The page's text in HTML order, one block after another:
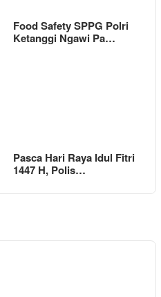
Food Safety SPPG Polri
Ketanggi Ngawi Pa…
Pasca Hari Raya Idul Fitri
1447 H, Polis…